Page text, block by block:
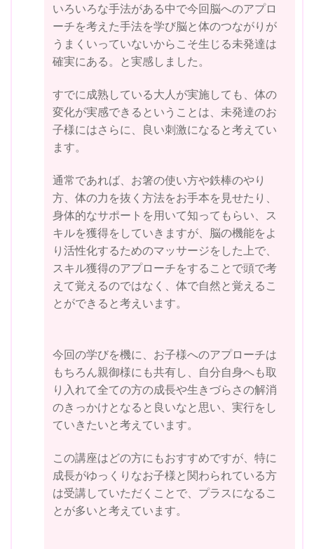
いろいろな手法がある中で今回脳へのアプロ
ーチを考えた手法を学び脳と体のつながりが
うまくいっていないからこそ生じる未発達は
確実にある。と実感しました。
すでに成熟している大人が実施しても、体の
変化が実感できるということは、未発達のお
子様にはさらに、良い刺激になると考えてい
ます。
通常であれば、お箸の使い方や鉄棒のやり
方、体の力を抜く方法をお手本を見せたり、
身体的なサポートを用いて知ってもらい、ス
キルを獲得をしていきますが、脳の機能をよ
り活性化するためのマッサージをした上で、
スキル獲得のアプローチをすることで頭で考
えて覚えるのではなく、体で自然と覚えるこ
とができると考えいます。
今回の学びを機に、お子様へのアプローチは
もちろん親御様にも共有し、自分自身へも取
り入れて全ての方の成長や生きづらさの解消
のきっかけとなると良いなと思い、実行をし
ていきたいと考えています。
この講座はどの方にもおすすめですが、特に
成長がゆっくりなお子様と関わられている方
は受講していただくことで、プラスになるこ
とが多いと考えています。